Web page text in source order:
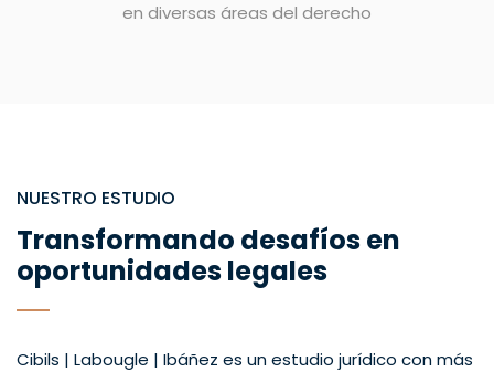
en diversas áreas del derecho
NUESTRO ESTUDIO
Transformando desafíos en
oportunidades legales
Cibils | Labougle | Ibáñez es un estudio jurídico con más